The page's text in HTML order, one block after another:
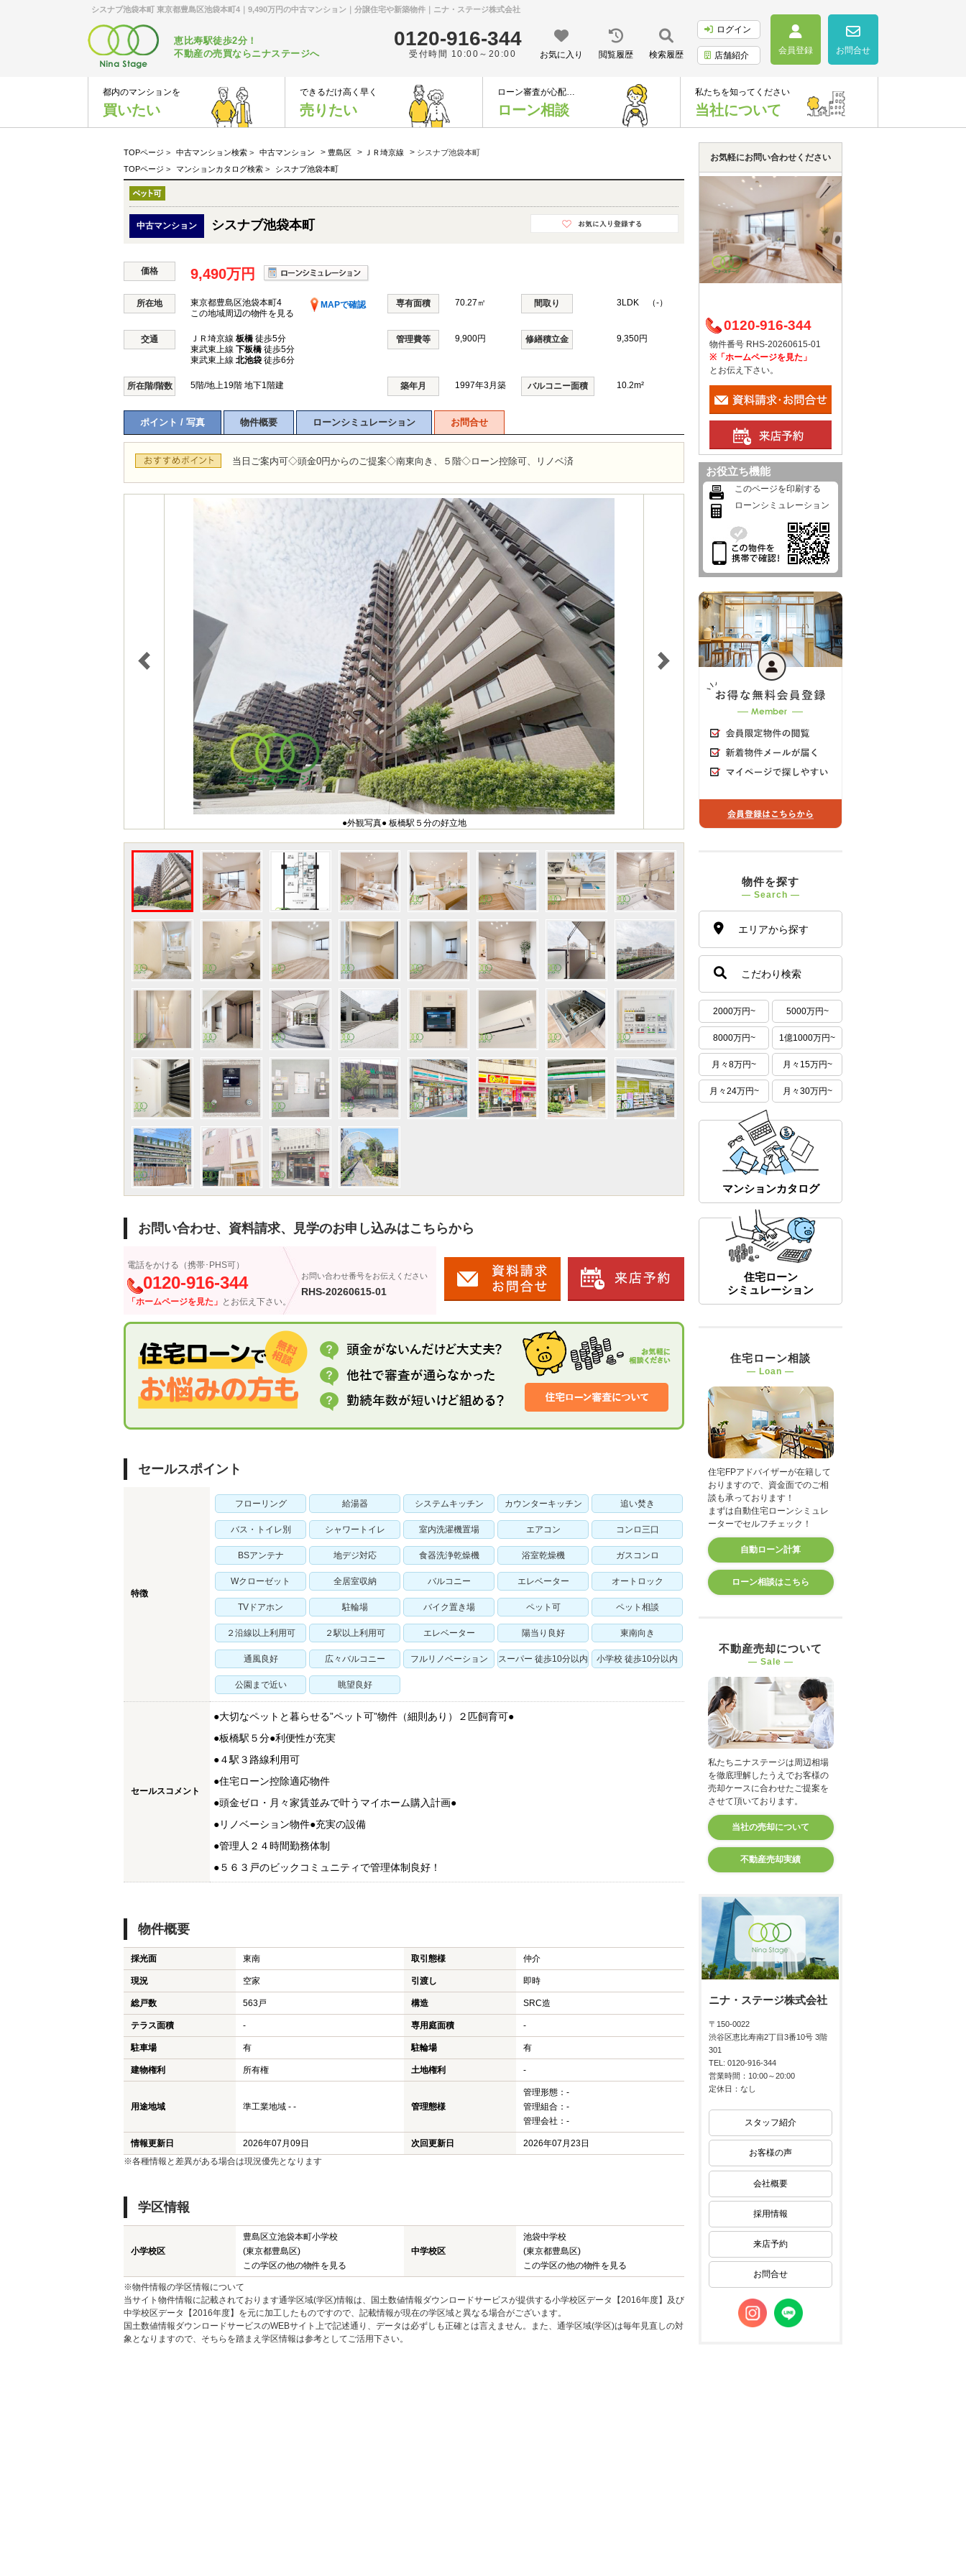
シスナブ池袋本町 東京都豊島区池袋本町4｜9,490万円の中古マンション｜分譲住宅や新築物件｜ニナ・ステージ株式会社
恵比寿駅徒歩2分！
不動産の売買ならニナステージへ
0120-916-344
受付時間 10:00～20:00 お気に入り 閲覧履歴 検索履歴
ログイン
店舗紹介 会員登録 お問合せ
都内のマンションを
買いたい
できるだけ高く早く
売りたい
ローン審査が心配…
ローン相談
私たちを知ってください
当社について
TOPページ > 中古マンション検索 > 中古マンション > 豊島区 > ＪＲ埼京線 > シスナブ池袋本町
TOPページ > マンションカタログ検索 > シスナブ池袋本町
中古マンション シスナブ池袋本町
価格 9,490万円
所在地 東京都豊島区池袋本町4
MAPで確認
この地域周辺の物件を見る
専有面積 70.27㎡ 間取り 3LDK （-）
交通 ＪＲ埼京線 板橋 徒歩5分
東武東上線 下板橋 徒歩5分
東武東上線 北池袋 徒歩6分
管理費等 9,900円 修繕積立金 9,350円
所在階/階数 5階/地上19階 地下1階建 築年月 1997年3月築 バルコニー面積 10.2m²
ポイント / 写真 物件概要 ローンシミュレーション お問合せ
当日ご案内可◇頭金0円からのご提案◇南東向き、５階◇ローン控除可、リノベ済
●外観写真● 板橋駅５分の好立地
お問い合わせ、資料請求、見学のお申し込みはこちらから
電話をかける（携帯･PHS可）
0120-916-344
「ホームページを見た」 とお伝え下さい。
お問い合わせ番号をお伝えください
RHS-20260615-01
セールスポイント
特徴
フローリング 給湯器 システムキッチン カウンターキッチン 追い焚き
バス・トイレ別 シャワートイレ 室内洗濯機置場 エアコン コンロ三口
BSアンテナ 地デジ対応 食器洗浄乾燥機 浴室乾燥機 ガスコンロ
Wクローゼット 全居室収納 バルコニー エレベーター オートロック
TVドアホン 駐輪場 バイク置き場 ペット可 ペット相談
２沿線以上利用可 ２駅以上利用可 エレベーター 陽当り良好 東南向き
通風良好 広々バルコニー フルリノベーション スーパー 徒歩10分以内 小学校 徒歩10分以内
公園まで近い 眺望良好
セールスコメント
●大切なペットと暮らせる”ペット可”物件（細則あり）２匹飼育可●
●板橋駅５分●利便性が充実
●４駅３路線利用可
●住宅ローン控除適応物件
●頭金ゼロ・月々家賃並みで叶うマイホーム購入計画●
●リノベーション物件●充実の設備
●管理人２４時間勤務体制
●５６３戸のビックコミュニティで管理体制良好！
物件概要
採光面 東南 取引態様 仲介
現況 空家 引渡し 即時
総戸数 563戸 構造 SRC造
テラス面積 - 専用庭面積 -
駐車場 有 駐輪場 有
建物権利 所有権 土地権利 -
用途地域 準工業地域 - - 管理態様
管理形態：-
管理組合：-
管理会社：-
情報更新日 2026年07月09日 次回更新日
2026年07月23日
※各種情報と差異がある場合は現況優先となります
学区情報
小学校区
豊島区立池袋本町小学校
(東京都豊島区)
この学区の他の物件を見る
中学校区
池袋中学校
(東京都豊島区)
この学区の他の物件を見る
※物件情報の学区情報について
当サイト物件情報に記載されております通学区域(学区)情報は、国土数値情報ダウンロードサービスが提供する小学校区データ【2016年度】及び
中学校区データ【2016年度】を元に加工したものですので、記載情報が現在の学区域と異なる場合がございます。
国土数値情報ダウンロードサービスのWEBサイト上で記述通り、データは必ずしも正確とは言えません。また、通学区域(学区)は毎年見直しの対
象となりますので、そちらを踏まえ学区情報は参考としてご活用下さい。
お気軽にお問い合わせください
0120-916-344
物件番号 RHS-20260615-01
※「ホームページを見た」
とお伝え下さい。
お役立ち機能
このページを印刷する
ローンシミュレーション
物件を探す
― Search ―
エリアから探す
こだわり検索
2000万円~ 5000万円~
8000万円~ 1億1000万円~
月々8万円~ 月々15万円~
月々24万円~ 月々30万円~
マンションカタログ
住宅ローン
シミュレーション
住宅ローン相談
― Loan ―
住宅FPアドバイザーが在籍して
おりますので、資金面でのご相
談も承っております！
まずは自動住宅ローンシミュレ
ーターでセルフチェック！
自動ローン計算
ローン相談はこちら
不動産売却について
― Sale ―
私たちニナステージは周辺相場
を徹底理解したうえでお客様の
売却ケースに合わせたご提案を
させて頂いております。
当社の売却について
不動産売却実績
ニナ・ステージ株式会社
〒150-0022
渋谷区恵比寿南2丁目3番10号 3階
301
TEL: 0120-916-344
営業時間：10:00～20:00
定休日：なし
スタッフ紹介
お客様の声
会社概要
採用情報
来店予約
お問合せ